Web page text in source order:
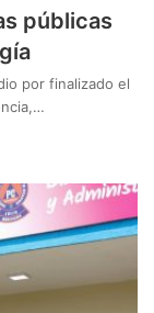
públicas
por finalizado el